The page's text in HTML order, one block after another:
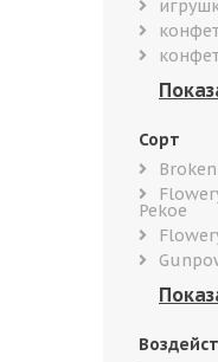
Сорт
Pekoe